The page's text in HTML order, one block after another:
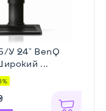
У 24" BenQ
...